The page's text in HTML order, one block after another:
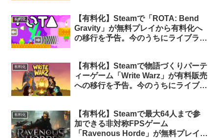
有料化
【有料化】Steamで「ROTA: Bend
Gravity」が無料プレイから有料化へ
の移行を予告。今のうちにライブラリ
有料化
【有料化】Steamで物語づくりパーテ
ィーゲーム「Write Warz」が有料販売
への移行を予告。今のうちにライブラ
有料化
【有料化】Steamで最大64人まで参
加できる非対称FPSゲーム
「Ravenous Horde」が無料プレイか